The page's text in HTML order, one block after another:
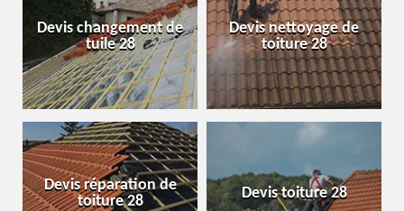
Devis changement de
tuile 28
Devis nettoyage de
toiture 28
Devis réparation de
toiture 28
Devis toiture 28